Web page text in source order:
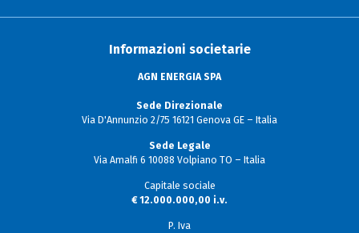
Informazioni societarie
AGN ENERGIA SPA
Sede Direzionale
Via D'Annunzio 2/75 16121 Genova GE – Italia
Sede Legale
Via Amalfi 6 10088 Volpiano TO – Italia
Capitale sociale
€ 12.000.000,00 i.v.
P. Iva